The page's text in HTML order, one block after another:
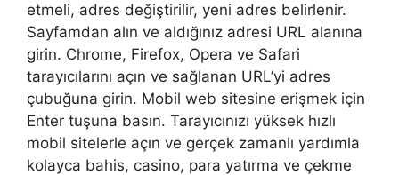
etmeli, adres değiştirilir, yeni adres belirlenir.
Sayfamdan alın ve aldığınız adresi URL alanına
girin. Chrome, Firefox, Opera ve Safari
tarayıcılarını açın ve sağlanan URL’yi adres
çubuğuna girin. Mobil web sitesine erişmek için
Enter tuşuna basın. Tarayıcınızı yüksek hızlı
mobil sitelerle açın ve gerçek zamanlı yardımla
kolayca bahis, casino, para yatırma ve çekme